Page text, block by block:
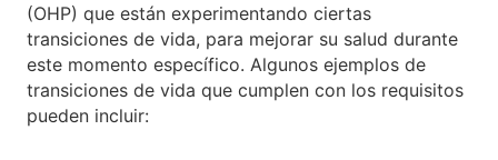
(OHP) que están experimentando ciertas
transiciones de vida, para mejorar su salud durante
este momento específico. Algunos ejemplos de
transiciones de vida que cumplen con los requisitos
pueden incluir: